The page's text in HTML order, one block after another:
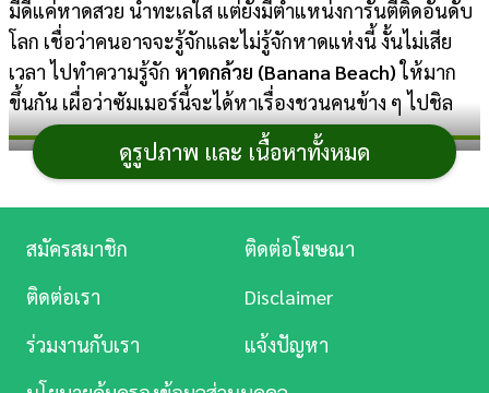
มีดีแค่หาดสวย น้ำทะเลใส แต่ยังมีตำแหน่งการันตีติดอันดับ
โลก เชื่อว่าคนอาจจะรู้จักและไม่รู้จักหาดแห่งนี้ งั้นไม่เสีย
เวลา ไปทำความรู้จัก หาดกล้วย (Banana Beach) ให้มาก
ขึ้นกัน เผื่อว่าซัมเมอร์นี้จะได้หาเรื่องชวนคนข้าง ๆ ไปชิล
หาดกล้วย ภูเก็ต
ดูรูปภาพ และ เนื้อหาทั้งหมด
การ
ศึกษา
บันเทิง
ดู
Music
สมัครสมาชิก
ติดต่อโฆษณา
ติดต่อเรา
Disclaimer
ร่วมงานกับเรา
แจ้งปัญหา